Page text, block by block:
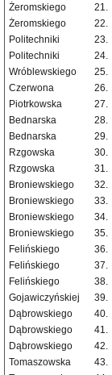
Żeromskiego
21.
Żeromskiego
22.
Politechniki
23.
Politechniki
24.
Wróblewskiego
25.
Czerwona
26.
Piotrkowska
27.
Bednarska
28.
Bednarska
29.
Rzgowska
30.
Rzgowska
31.
Broniewskiego
32.
Broniewskiego
33.
Broniewskiego
34.
Broniewskiego
35.
Felińskiego
36.
Felińskiego
37.
Felińskiego
38.
Gojawiczyńskiej
39.
Dąbrowskiego
40.
Dąbrowskiego
41.
Dąbrowskiego
42.
Tomaszowska
43.